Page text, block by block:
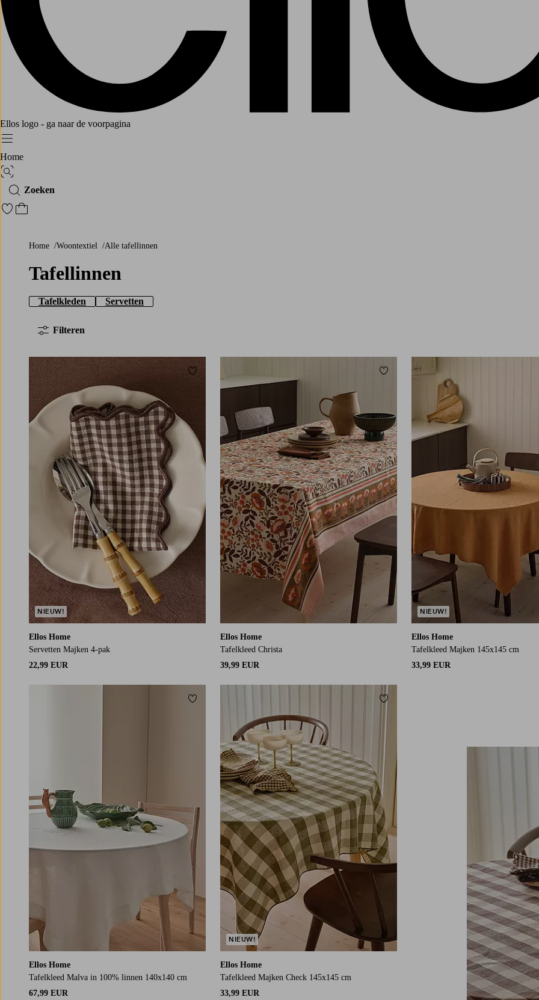
Ellos logo - ga naar de voorpagina
Menu
Home
Afbeelding zoeken
Zoeken
Ga naar favoriete gemarkeerde producten
Ga naar het winkelmandje
Home Woontextiel Alle tafellinnen
Tafellinnen
Tafelkleden Servetten
Filteren
Ellos Home
Servetten Majken 4-pak
22,99 EUR
NIEUW!
Toevoegen aan favorieten
Ellos Home
Tafelkleed Christa
39,99 EUR
Toevoegen aan favorieten
145X250
Ellos Home
Tafelkleed Majken 145x145 cm
33,99 EUR
NIEUW!
Ellos Home
Tafelkleed Malva in 100% linnen 140x140 cm
67,99 EUR
Toevoegen aan favorieten
Ellos Home
Tafelkleed Majken Check 145x145 cm
33,99 EUR
NIEUW!
Toevoegen aan favorieten